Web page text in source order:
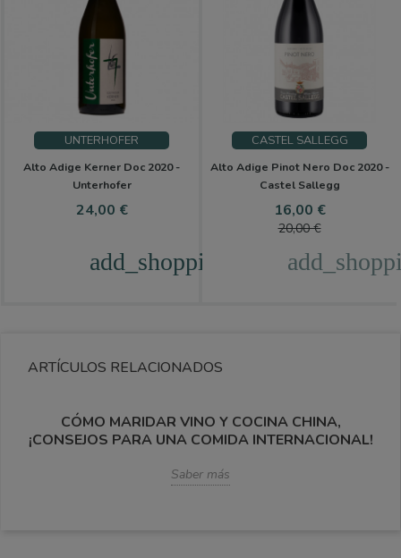
UNTERHOFER
Alto Adige Kerner Doc 2020 -
Unterhofer
Precio
24,00 €
add_shopping_cart
CASTEL SALLEGG
Alto Adige Pinot Nero Doc 2020 -
Castel Sallegg
Precio
16,00 €Precio
20,00 €
ARTÍCULOS RELACIONADOS
CÓMO MARIDAR VINO Y COCINA CHINA,
¡CONSEJOS PARA UNA COMIDA INTERNACIONAL!
Saber más